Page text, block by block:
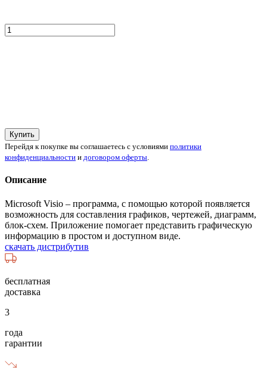
Купить
Перейдя к покупке вы соглашаетесь с условиями политики
конфиденциальности и договором оферты.
Описание
Microsoft Visio – программа, с помощью которой появляется
возможность для составления графиков, чертежей, диаграмм,
блок-схем. Приложение помогает представить графическую
информацию в простом и доступном виде.
скачать дистрибутив
бесплатная
доставка
3
года
гарантии